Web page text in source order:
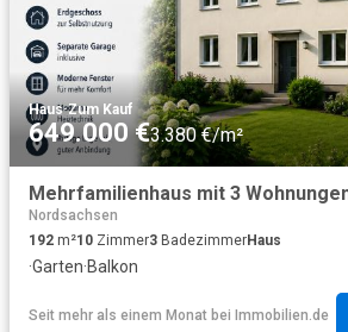
Haus·Zum Kauf
649.000 €3.380 €/m²
Nordsachsen
192 m²10 Zimmer3 BadezimmerHaus
·Garten·Balkon
Seit mehr als einem Monat bei Immobilien.de